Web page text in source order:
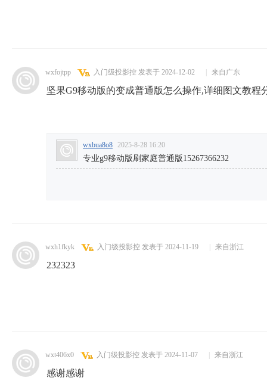
wxfojtpp 入门级投影控 发表于 2024-12-02 来自广东
坚果G9移动版的变成普通版怎么操作,详细图文教程
wxbua8o8 2025-8-28 16:20
专业g9移动版刷家庭普通版15267366232
wxh1fkyk 入门级投影控 发表于 2024-11-19 来自浙江
232323
wxt406x0 入门级投影控 发表于 2024-11-07 来自浙江
感谢感谢